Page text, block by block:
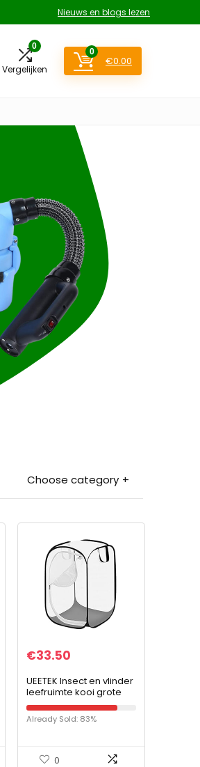
Nieuws en blogs lezen
0
Vergelijken
0
€0.00
Choose category
€33.50
UEETEK Insect en vlinder
leefruimte kooi grote
draagbare insect
Monarch vlinder net
kooi terrarium pop-up
Already Sold: 83%
0